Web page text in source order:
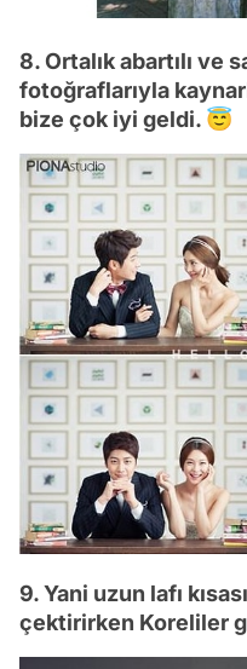
8. Ortalık abartılı ve
fotoğraflarıyla
bize çok iyi geldi. 😇
9. Yani uzun lafı
çektirirken Koreliler